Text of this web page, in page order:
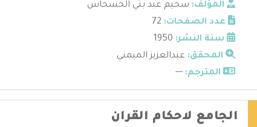
المؤلف: سحيم عبد بني الحسحاس
عدد الصفحات:
سنة النشر:
المحقق: عبدالعزيز الميمني
المترجم: ---
الجامع لاحكام القران